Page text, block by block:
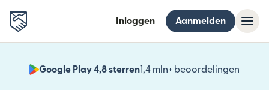
Inloggen Aanmelden
Google Play 4,8 sterren1,4 mln+ beoordelingen